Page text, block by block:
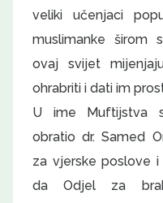
veliki učenjaci
muslimanke širom
ovaj svijet
ohrabriti i dati im
U ime Muftijstva
obratio dr. Samed
za vjerske poslove
da Odjel za